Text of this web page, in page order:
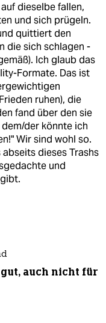
dieselbe fallen,
und sich prügeln.
quittiert den
die sich schlagen -
Ich glaub das
Formate. Das ist
ruhen), die
fand über den sie
der könnte ich
Wir sind wohl so.
dieses Trashs
und
auch nicht für